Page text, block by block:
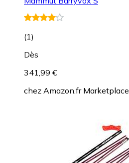
(1)
Dès
341,99 €
chez Amazon.fr Marketplace